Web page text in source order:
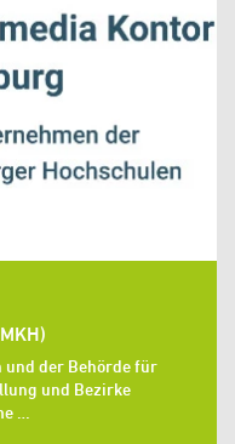
und der Behörde für
und Bezirke
…